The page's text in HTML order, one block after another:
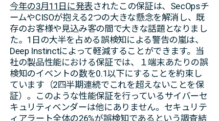
今年の3月11日に発表されたこの保証は、SecOpsチ
ームやCISOが抱える2つの大きな懸念を解消し、既
存のお客様や見込み客の間で大きな話題となりまし
た。1日の大半を占める誤検知による警告の嵐は、
Deep Instinctによって軽減することができます。当
社の製品性能における保証では、１端末あたりの誤
検知のイベントの数を0.1以下にすることを約束し
ています（2四半期連続でこれを超えないことを保
証）。このような性能保証を行っているサイバーセ
キュリティベンダーは他にありません。セキュリテ
ィアラート全体の26%が誤検知であるという調査結